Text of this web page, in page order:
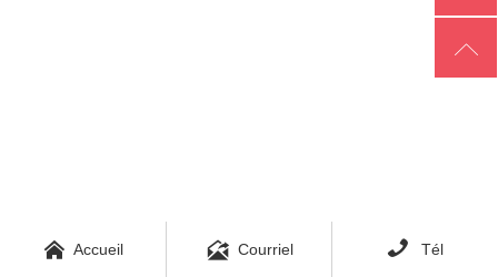
 Accueil  Courriel  Tél
